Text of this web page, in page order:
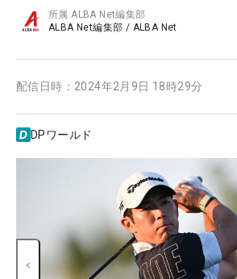
所属ALBA Net編集部
ALBA Net編集部 / ALBA Net
配信日時： 2024年2月9日 18時29分
DPワールド